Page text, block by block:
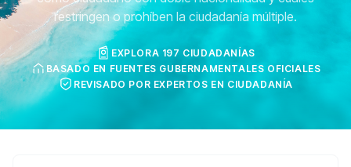
restringen o prohíben la ciudadanía múltiple.
EXPLORA 197 CIUDADANÍAS
BASADO EN FUENTES GUBERNAMENTALES OFICIALES
REVISADO POR EXPERTOS EN CIUDADANÍA